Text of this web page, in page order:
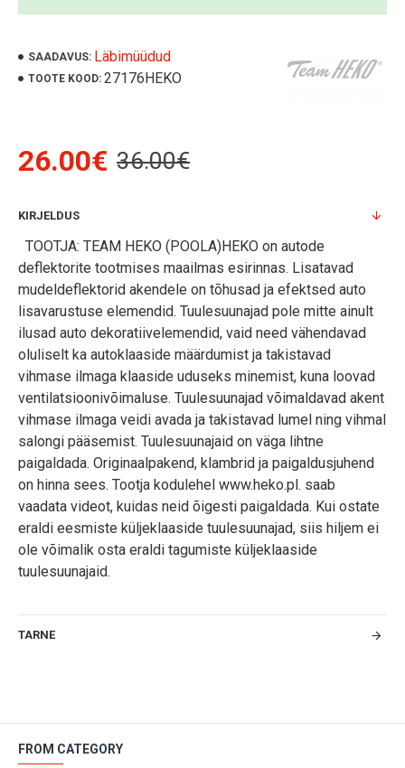
SAADAVUS: Läbimüüdud
TOOTE KOOD: 27176HEKO
26.00€ 36.00€
KIRJELDUS
TOOTJA: TEAM HEKO (POOLA)HEKO on autode
deflektorite tootmises maailmas esirinnas. Lisatavad
mudeldeflektorid akendele on tõhusad ja efektsed auto
lisavarustuse elemendid. Tuulesuunajad pole mitte ainult
ilusad auto dekoratiivelemendid, vaid need vähendavad
oluliselt ka autoklaaside määrdumist ja takistavad
vihmase ilmaga klaaside uduseks minemist, kuna loovad
ventilatsioonivõimaluse. Tuulesuunajad võimaldavad akent
vihmase ilmaga veidi avada ja takistavad lumel ning vihmal
salongi pääsemist. Tuulesuunajaid on väga lihtne
paigaldada. Originaalpakend, klambrid ja paigaldusjuhend
on hinna sees. Tootja kodulehel www.heko.pl. saab
vaadata videot, kuidas neid õigesti paigaldada. Kui ostate
eraldi eesmiste küljeklaaside tuulesuunajad, siis hiljem ei
ole võimalik osta eraldi tagumiste küljeklaaside
tuulesuunajaid.
TARNE
FROM CATEGORY